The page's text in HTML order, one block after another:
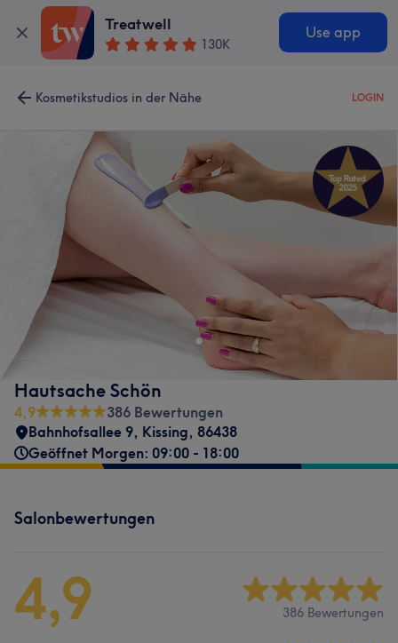
Treatwell
130K
Use app
Kosmetikstudios in der Nähe LOGIN
Hautsache Schön
4,9
386 Bewertungen
Bahnhofsallee 9, Kissing, 86438
Geöffnet Morgen: 09:00 - 18:00
Salonbewertungen
4,9 386 Bewertungen